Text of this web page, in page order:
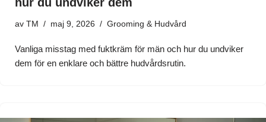
av TM maj 9, 2026 Grooming & Hudvård
Vanliga misstag med fuktkräm för män och hur du undviker
dem för en enklare och bättre hudvårdsrutin.